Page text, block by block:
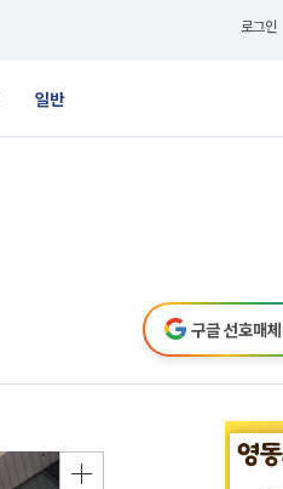
로그인
일반
구글 선호매